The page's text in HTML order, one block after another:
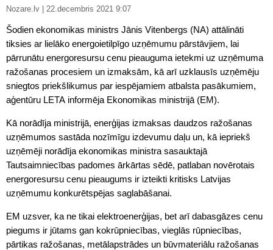
Nozare.lv | 22.decembris 2021 9:07
Šodien ekonomikas ministrs Jānis Vitenbergs (NA) attālināti
tiksies ar lielāko energoietilpīgo uzņēmumu pārstāvjiem, lai
pārrunātu energoresursu cenu pieauguma ietekmi uz uzņēmuma
ražošanas procesiem un izmaksām, kā arī uzklausīs uzņēmēju
sniegtos priekšlikumus par iespējamiem atbalsta pasākumiem,
aģentūru LETA informēja Ekonomikas ministrijā (EM).
Kā norādīja ministrijā, enerģijas izmaksas daudzos ražošanas
uzņēmumos sastāda nozīmīgu izdevumu daļu un, kā iepriekš
uzņēmēji norādīja ekonomikas ministra sasauktajā
Tautsaimniecības padomes ārkārtas sēdē, patlaban novērotais
energoresursu cenu pieaugums ir izteikti kritisks Latvijas
uzņēmumu konkurētspējas saglabāšanai.
EM uzsver, ka ne tikai elektroenerģijas, bet arī dabasgāzes cenu
piegums ir jūtams gan kokrūpniecības, vieglās rūpniecības,
pārtikas ražošanas, metālapstrādes un būvmateriālu ražošanas